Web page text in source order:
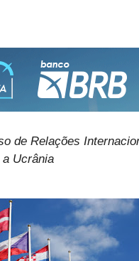
de Relações
Ucrânia